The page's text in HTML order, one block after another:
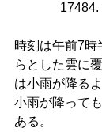
時刻は午前7時
らとした雲に
は小雨が降る
小雨が降って
ある。